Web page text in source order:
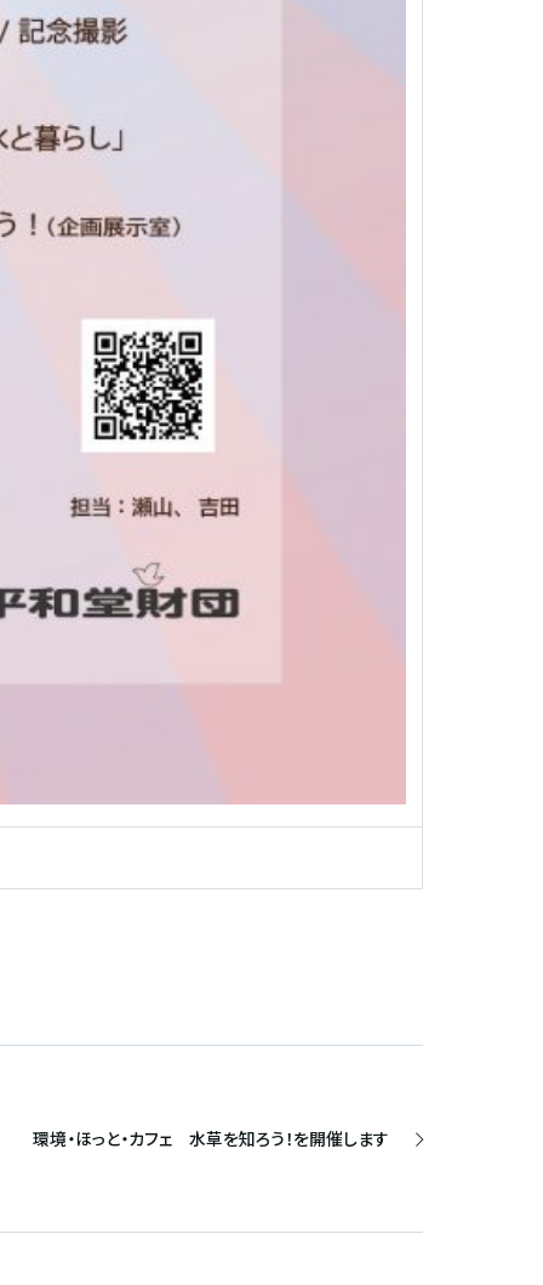
環境・ほっと・カフェ 水草を知ろう！を開催します